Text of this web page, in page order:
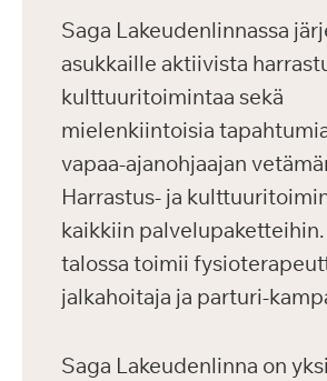
Saga Lakeudenlinnassa
asukkaille aktiivista
kulttuuritoimintaa sekä
mielenkiintoisia
vapaa-ajanohjaajan
Harrastus- ja
kaikkiin palvelupaketteihin.
talossa toimii
jalkahoitaja ja parturi-
Saga Lakeudenlinna on